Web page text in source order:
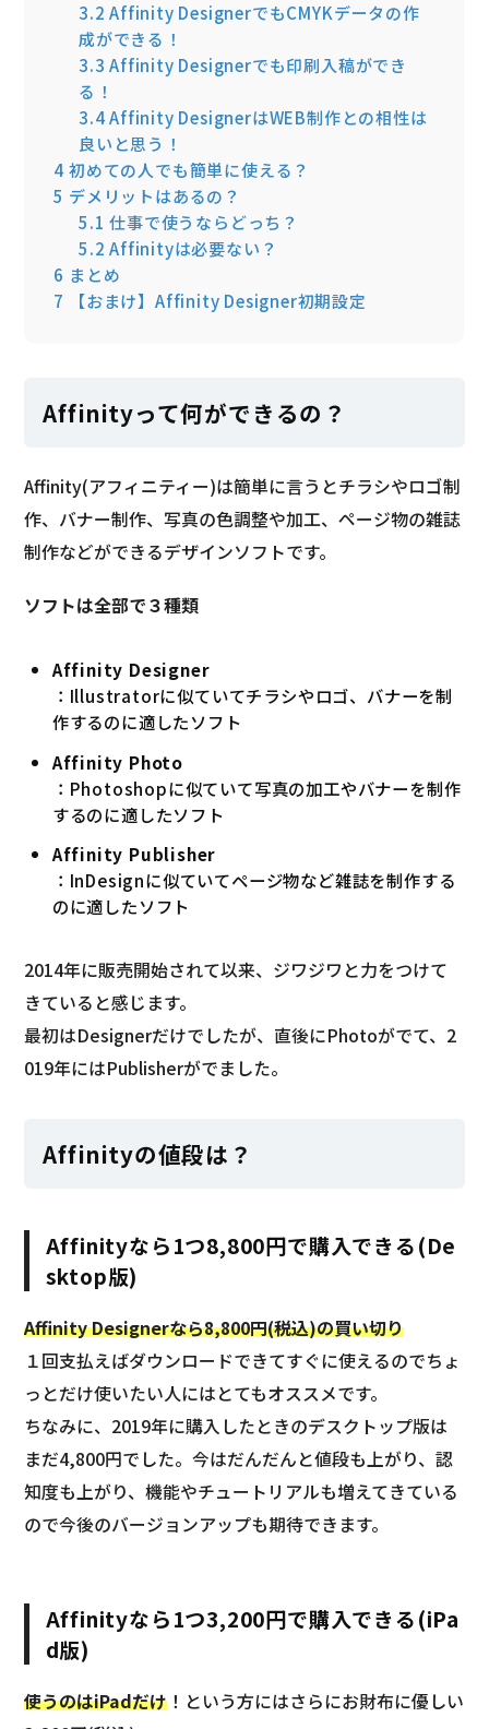
3.2 Affinity DesignerでもCMYKデータの作
成ができる！
3.3 Affinity Designerでも印刷入稿ができ
る！
3.4Affinity DesignerはWEB制作との相性は
良いと思う！
4初めての人でも簡単に使える？
5 デメリットはあるの？
5.1 仕事で使うならどっち？
5.2 Affinityは必要ない？
6 まとめ
7
【おまけ】Affinity Designer初期設定
Affinityって何ができるの？
Affinity(アフィニティー)は簡単に言うとチラシやロゴ制
作、バナー制作、写真の色調整や加工、ページ物の雑誌
制作などができるデザインソフトです。
ソフトは全部で３種類
Affinity Designer
：Illustratorに似ていてチラシやロゴ、バナーを制
作するのに適したソフト
Affinity Photo
：Photoshopに似ていて写真の加工やバナーを制作
するのに適したソフト
Affinity Publisher
：InDesignに似ていてページ物など雑誌を制作する
のに適したソフト
2014年に販売開始されて以来、ジワジワと力をつけて
きていると感じます。
最初はDesignerだけでしたが、直後にPhotoがでて、2
019年にはPublisherがでました。
Affinityの値段は？
Affinityなら1つ8,800円で購入できる(De
sktop版)
Affinity Designerなら8,800円(税込)の買い切り
１回支払えばダウンロードできてすぐに使えるのでちょ
っとだけ使いたい人にはとてもオススメです。
ちなみに、2019年に購入したときのデスクトップ版は
まだ4,800円でした。今はだんだんと値段も上がり、認
知度も上がり、機能やチュートリアルも増えてきている
ので今後のバージョンアップも期待できます。
Affinityなら1つ3,200円で購入できる(iPa
d版)
使うのはiPadだけ ！という方にはさらにお財布に優しい